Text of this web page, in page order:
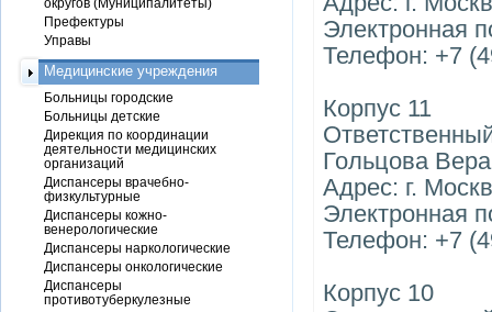
Электронная
Телефон: +7
Корпус 11
Гольцова
Адрес: г.
Электронная
Телефон: +7
Корпус 10
Префектуры
Управы
Медицинские учреждения
Больницы городские
Больницы детские
Дирекция по координации
деятельности медицинских
организаций
Диспансеры врачебно-
физкультурные
Диспансеры кожно-
венерологические
Диспансеры наркологические
Диспансеры онкологические
Диспансеры
противотуберкулезные